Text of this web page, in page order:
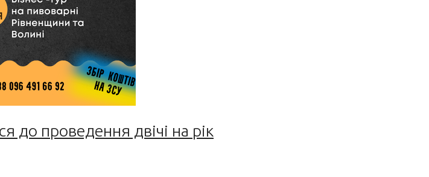
до проведення двічі на рік